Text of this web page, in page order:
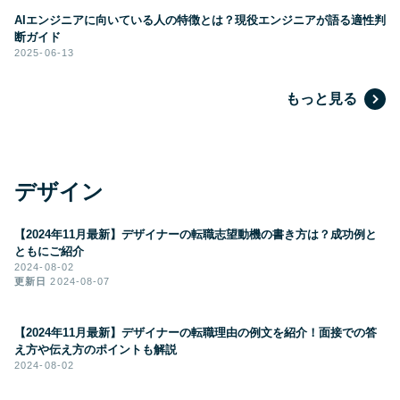
AIエンジニアに向いている人の特徴とは？現役エンジニアが語る適性判
断ガイド
2025-06-13
もっと見る
デザイン
【2024年11月最新】デザイナーの転職志望動機の書き方は？成功例と
ともにご紹介
2024-08-02
更新日2024-08-07
【2024年11月最新】デザイナーの転職理由の例文を紹介！面接での答
え方や伝え方のポイントも解説
2024-08-02